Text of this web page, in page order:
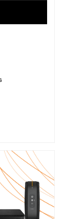
Engagement 12 mois